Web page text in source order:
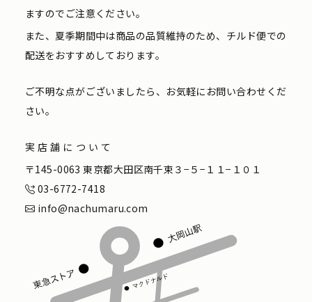
ますのでご注意ください。
また、夏季期間中は商品の品質維持のため、チルド便での
配送をおすすめしております。
ご不明な点がございましたら、お気軽にお問い合わせくだ
さい。
実店舗について
〒145-0063 東京都大田区南千束３−５−１１−１０１
03-6772-7418
info@nachumaru.com